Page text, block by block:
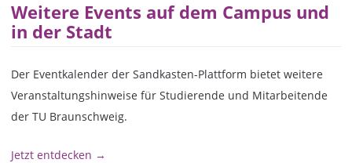
Weitere Events auf dem Campus und
in der Stadt
Der Eventkalender der Sandkasten-Plattform bietet weitere
Veranstaltungshinweise für Studierende und Mitarbeitende
der TU Braunschweig.
Jetzt entdecken →